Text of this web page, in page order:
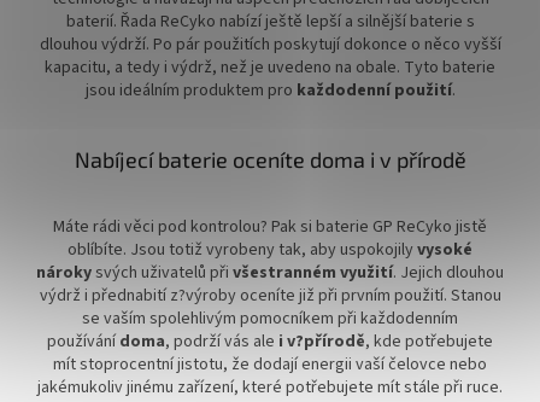
baterií. Řada ReCyko nabízí ještě lepší a silnější baterie s
dlouhou výdrží. Po pár použitích poskytují dokonce o něco vyšší
kapacitu, a tedy i výdrž, než je uvedeno na obale. Tyto baterie
jsou ideálním produktem pro každodenní použití.
Nabíjecí baterie oceníte doma i v přírodě
Máte rádi věci pod kontrolou? Pak si baterie GP ReCyko jistě
oblíbíte. Jsou totiž vyrobeny tak, aby uspokojilyvysoké
nárokysvých uživatelů při všestranném využití. Jejich dlouhou
výdrž i přednabití z?výroby oceníte již při prvním použití. Stanou
se vaším spolehlivým pomocníkem při každodenním
používánídoma, podrží vás ale i v?přírodě, kde potřebujete
mít stoprocentní jistotu, že dodají energii vaší čelovce nebo
jakémukoliv jinému zařízení, které potřebujete mít stále při ruce.